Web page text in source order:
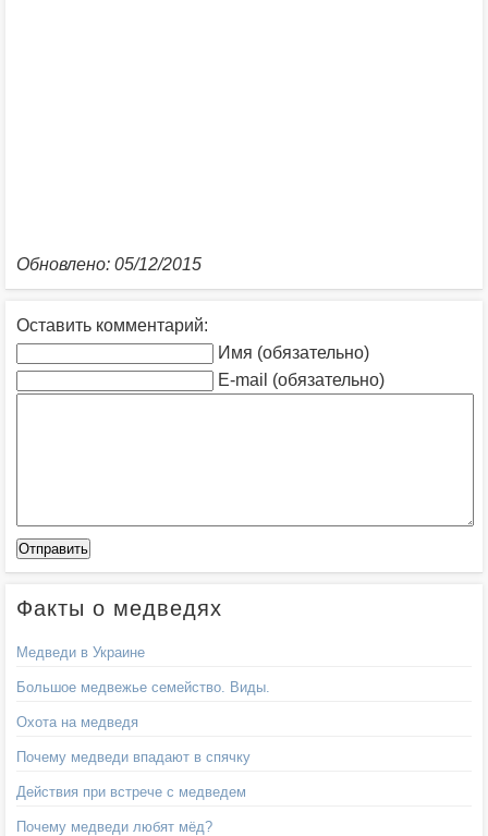
Обновлено: 05/12/2015
Оставить комментарий:
Имя (обязательно)
E-mail (обязательно)
Факты о медведях
Медведи в Украине
Большое медвежье семейство. Виды.
Охота на медведя
Почему медведи впадают в спячку
Действия при встрече с медведем
Почему медведи любят мёд?